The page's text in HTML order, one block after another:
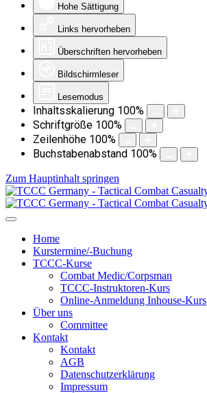
Hohe Sättigung
Links hervorheben
Überschriften hervorheben
Bildschirmleser
Lesemodus
Inhaltsskalierung 100%
Schriftgröße 100%
Zeilenhöhe 100%
Buchstabenabstand 100%
Zum Hauptinhalt springen
Home
Kurstermine/-Buchung
TCCC-Kurse
Combat Medic/Corpsman
TCCC-Instruktoren-Kurs
Online-Anmeldung Inhouse-Kurs
Über uns
Committee
Kontakt
Kontakt
AGB
Datenschutzerklärung
Impressum